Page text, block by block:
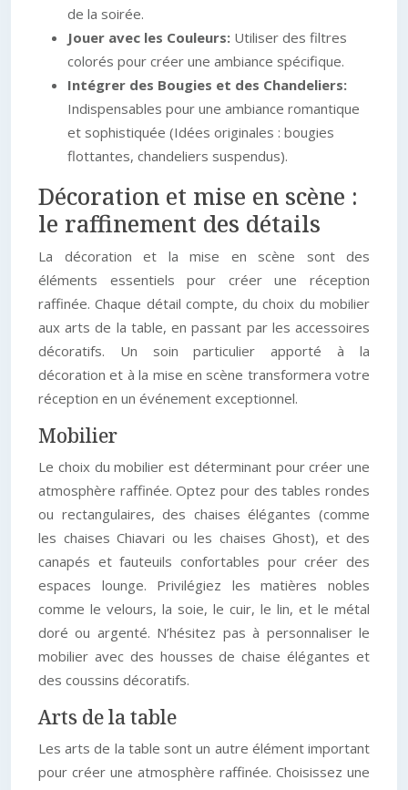
de la soirée.
Jouer avec les Couleurs: Utiliser des filtres
colorés pour créer une ambiance spécifique.
Intégrer des Bougies et des Chandeliers:
Indispensables pour une ambiance romantique
et sophistiquée (Idées originales : bougies
flottantes, chandeliers suspendus).
Décoration et mise en scène :
le raffinement des détails
La décoration et la mise en scène sont des
éléments essentiels pour créer une réception
raffinée. Chaque détail compte, du choix du mobilier
aux arts de la table, en passant par les accessoires
décoratifs. Un soin particulier apporté à la
décoration et à la mise en scène transformera votre
réception en un événement exceptionnel.
Mobilier
Le choix du mobilier est déterminant pour créer une
atmosphère raffinée. Optez pour des tables rondes
ou rectangulaires, des chaises élégantes (comme
les chaises Chiavari ou les chaises Ghost), et des
canapés et fauteuils confortables pour créer des
espaces lounge. Privilégiez les matières nobles
comme le velours, la soie, le cuir, le lin, et le métal
doré ou argenté. N’hésitez pas à personnaliser le
mobilier avec des housses de chaise élégantes et
des coussins décoratifs.
Arts de la table
Les arts de la table sont un autre élément important
pour créer une atmosphère raffinée. Choisissez une